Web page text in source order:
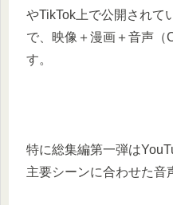
やTikTok上で公開されて
で、映像＋漫画＋音声（
す。
特に総集編第一弾は
主要シーンに合わせた音